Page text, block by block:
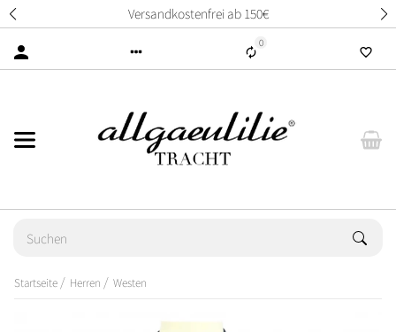
Versandkostenfrei ab 150€
0
Startseite Herren Westen